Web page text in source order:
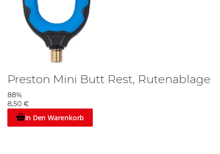
Preston Mini Butt Rest, Rutenablage
88%
8,50 €
In Den Warenkorb